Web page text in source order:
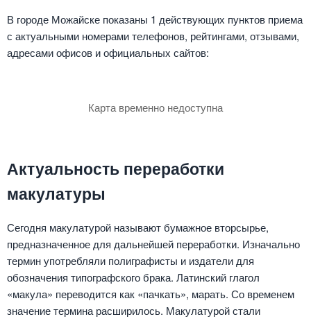
В городе Можайске показаны 1 действующих пунктов приема
с актуальными номерами телефонов, рейтингами, отзывами,
адресами офисов и официальных сайтов:
Карта временно недоступна
Актуальность переработки
макулатуры
Сегодня макулатурой называют бумажное вторсырье,
предназначенное для дальнейшей переработки. Изначально
термин употребляли полиграфисты и издатели для
обозначения типографского брака. Латинский глагол
«макула» переводится как «пачкать», марать. Со временем
значение термина расширилось. Макулатурой стали